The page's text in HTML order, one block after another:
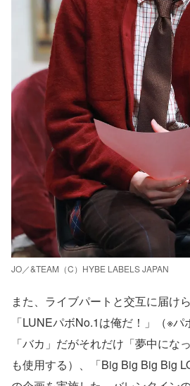
JO／&TEAM（C）HYBE LABELS JAPAN
また、ライブパートと交互に届け
「LUNEパボNo.1は俺だ！」（※
「バカ」だがそれだけ「夢中にな
も使用する）、「Big Big Big Big